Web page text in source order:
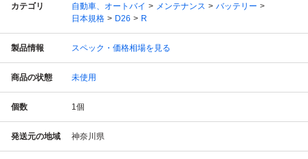
カテゴリ 自動車、オートバイ メンテナンス
バッテリー
日本規格
D26 R
製品情報 スペック・価格相場を見る
商品の状態 未使用
個数 1個
発送元の地域 神奈川県